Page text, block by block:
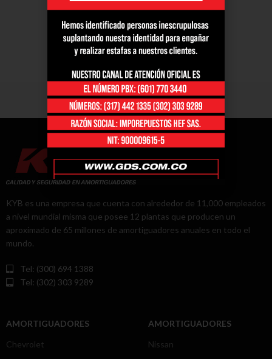
KYB es una empresa que cuenta con alrededor de 11,000 empleados
a nivel mundial misma que posee 12 plantas que producen un
aproximado de 65 millones de amortiguadores anuales en todo el
mundo.
Tel: (300) 694 1388
Tel: (302) 303 9289
AMORTIGUADORES
Chevrolet
AMORTIGUADORES
Nissan